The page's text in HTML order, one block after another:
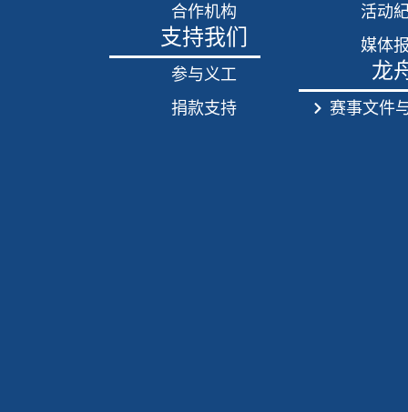
合作机构
支持我们
参与义工
捐款支持
活动
媒体
龙
赛事文件